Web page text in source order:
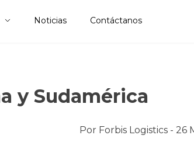
Noticias Contáctanos
y Sudamérica
Por Forbis Logistics - 26